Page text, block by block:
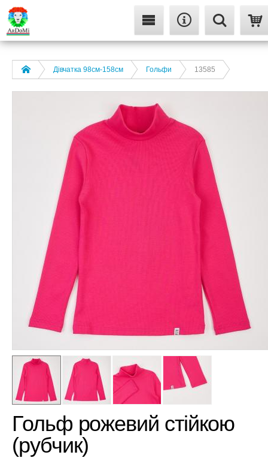
Дівчатка 98cм-158см Гольфи 13585
Гольф рожевий стійкою
(рубчик)